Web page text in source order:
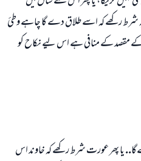
شرط ركھے كہ اسے طلاق دے گا چاہے وطئ
مقصد كے منافى ہے اس ليے نكاح كو
يا پھر عورت شرط ركھے كہ خاوند اس